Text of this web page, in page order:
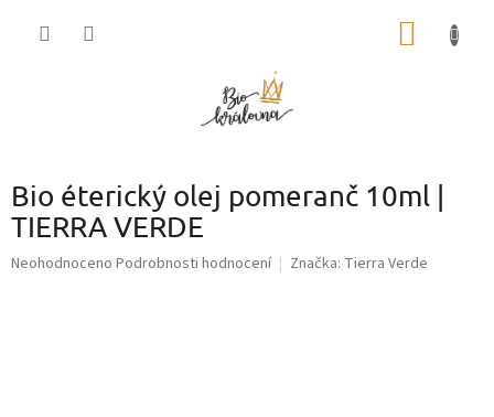
Bio éterický olej pomeranč 10ml |
TIERRA VERDE
Průměrné
Neohodnoceno Podrobnosti hodnocení Značka: Tierra Verde